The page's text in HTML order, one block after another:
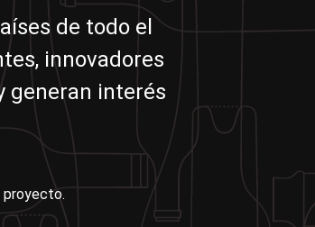
de todo el
innovadores
generan interés
proyecto.